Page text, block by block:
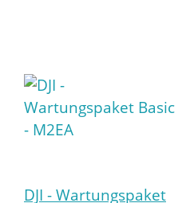
DJI - Wartungspaket